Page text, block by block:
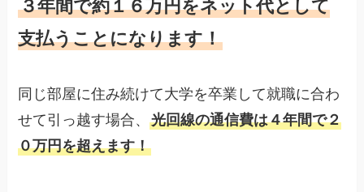
３年間で約１６万円をネット代として
支払うことになります！
同じ部屋に住み続けて大学を卒業して就職に合わ
せて引っ越す場合、光回線の通信費は４年間で２
０万円を超えます！